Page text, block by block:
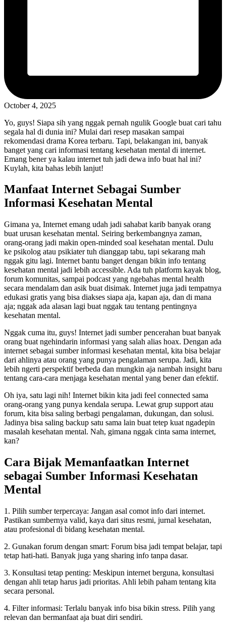
October 4, 2025
Yo, guys! Siapa sih yang nggak pernah ngulik Google buat cari tahu
segala hal di dunia ini? Mulai dari resep masakan sampai
rekomendasi drama Korea terbaru. Tapi, belakangan ini, banyak
banget yang cari informasi tentang kesehatan mental di internet.
Emang bener ya kalau internet tuh jadi dewa info buat hal ini?
Kuylah, kita bahas lebih lanjut!
Manfaat Internet Sebagai Sumber
Informasi Kesehatan Mental
Gimana ya, Internet emang udah jadi sahabat karib banyak orang
buat urusan kesehatan mental. Seiring berkembangnya zaman,
orang-orang jadi makin open-minded soal kesehatan mental. Dulu
ke psikolog atau psikiater tuh dianggap tabu, tapi sekarang mah
nggak gitu lagi. Internet bantu banget dengan bikin info tentang
kesehatan mental jadi lebih accessible. Ada tuh platform kayak blog,
forum komunitas, sampai podcast yang ngebahas mental health
secara mendalam dan asik buat disimak. Internet juga jadi tempatnya
edukasi gratis yang bisa diakses siapa aja, kapan aja, dan di mana
aja; nggak ada alasan lagi buat nggak tau tentang pentingnya
kesehatan mental.
Nggak cuma itu, guys! Internet jadi sumber pencerahan buat banyak
orang buat ngehindarin informasi yang salah alias hoax. Dengan ada
internet sebagai sumber informasi kesehatan mental, kita bisa belajar
dari ahlinya atau orang yang punya pengalaman serupa. Jadi, kita
lebih ngerti perspektif berbeda dan mungkin aja nambah insight baru
tentang cara-cara menjaga kesehatan mental yang bener dan efektif.
Oh iya, satu lagi nih! Internet bikin kita jadi feel connected sama
orang-orang yang punya kendala serupa. Lewat grup support atau
forum, kita bisa saling berbagi pengalaman, dukungan, dan solusi.
Jadinya bisa saling backup satu sama lain buat tetep kuat ngadepin
masalah kesehatan mental. Nah, gimana nggak cinta sama internet,
kan?
Cara Bijak Memanfaatkan Internet
sebagai Sumber Informasi Kesehatan
Mental
1. Pilih sumber terpercaya: Jangan asal comot info dari internet.
Pastikan sumbernya valid, kaya dari situs resmi, jurnal kesehatan,
atau profesional di bidang kesehatan mental.
2. Gunakan forum dengan smart: Forum bisa jadi tempat belajar, tapi
tetap hati-hati. Banyak juga yang sharing info tanpa dasar.
3. Konsultasi tetap penting: Meskipun internet berguna, konsultasi
dengan ahli tetap harus jadi prioritas. Ahli lebih paham tentang kita
secara personal.
4. Filter informasi: Terlalu banyak info bisa bikin stress. Pilih yang
relevan dan bermanfaat aja buat diri sendiri.